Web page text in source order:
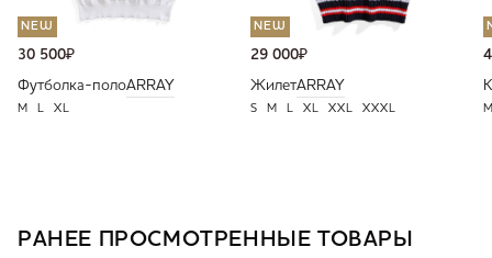
NEW
30 500₽
Футболка-полоARRAY
M L XL
NEW
29 000₽
ЖилетARRAY
S M L XL XXL XXXL
РАНЕЕ ПРОСМОТРЕННЫЕ ТОВАРЫ